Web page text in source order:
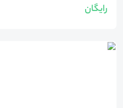
رایگان